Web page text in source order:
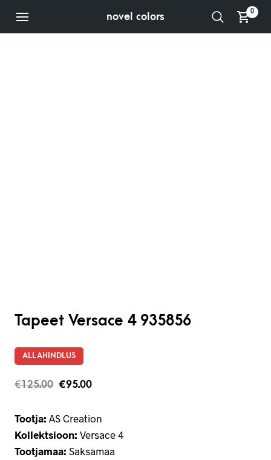
novel colors 0
Tapeet Versace 4 935856
ALLAHINDLUS
€125.00 €95.00
Tootja: AS Creation
Kollektsioon: Versace 4
Tootjamaa: Saksamaa